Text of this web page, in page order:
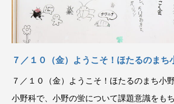
７／１０（金）ようこそ！ほたるのま
７／１０（金）ようこそ！ほたるのまち
小野科で、小野の蛍について課題意識をも